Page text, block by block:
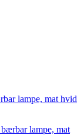
lampe, mat